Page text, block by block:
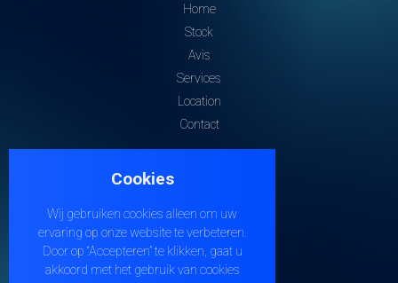
Home
Stock
Avis
Services
Location
Contact
Steenweg 32
+32 474 38 21 04
info@jnsmotors.be
BE1005.210.901
Cookies
Wij gebruiken cookies alleen om uw
ervaring op onze website te verbeteren.
Door op “Accepteren” te klikken, gaat u
akkoord met het gebruik van cookies